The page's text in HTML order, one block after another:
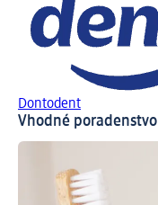
Dontodent
Vhodné poradenstvo